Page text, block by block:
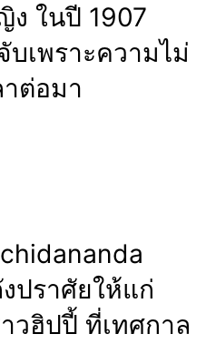
ในปี 1907
บเพราะความไม่
าต่อมา
ปราศัยให้แก่
วฮิปปี้ ที่เทศกาล